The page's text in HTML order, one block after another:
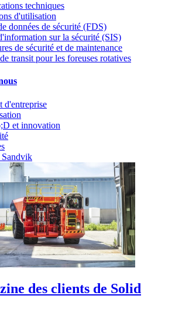
techniques
d'utilisation
données de sécurité (FDS)
sur la sécurité (SIS)
de sécurité et de maintenance
transit pour les foreuses rotatives
d'entreprise
et innovation
des clients de Solid